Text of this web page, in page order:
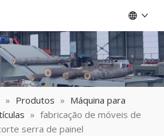
» Produtos » Máquina para
» fabricação de móveis de
serra de painel